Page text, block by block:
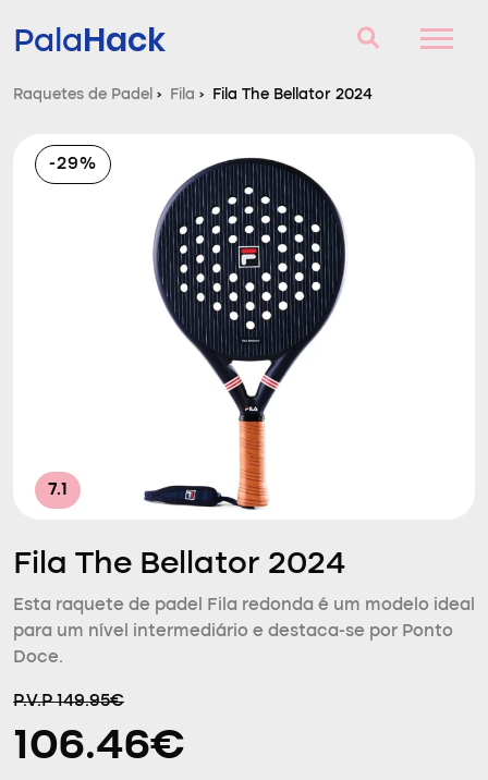
PalaHack
Perguntas e respostas
Comparador
Raquetes de Padel › Fila › Fila The Bellator 2024
-29%
7.1
Fila The Bellator 2024
Esta raquete de padel Fila redonda é um modelo ideal
para um nível intermediário e destaca-se por Ponto
Doce.
P.V.P 149.95€
106.46€